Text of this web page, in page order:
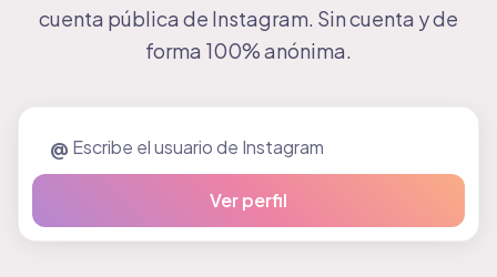
cuenta pública de Instagram. Sin cuenta y de
forma 100% anónima.
@
Ver perfil